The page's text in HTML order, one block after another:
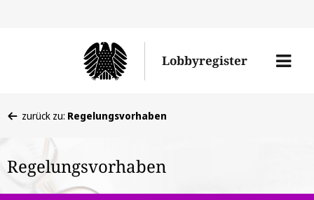
Lobbyregister
Menü
befinden
hier:
zurück zu: Regelungsvorhaben
Regelungsvorhaben